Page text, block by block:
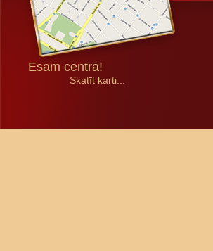
Esam centrā!
Skatīt karti...